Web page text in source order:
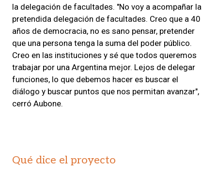
la delegación de facultades. "No voy a acompañar la
pretendida delegación de facultades. Creo que a 40
años de democracia, no es sano pensar, pretender
que una persona tenga la suma del poder público.
Creo en las instituciones y sé que todos queremos
trabajar por una Argentina mejor. Lejos de delegar
funciones, lo que debemos hacer es buscar el
diálogo y buscar puntos que nos permitan avanzar",
cerró Aubone.
Qué dice el proyecto